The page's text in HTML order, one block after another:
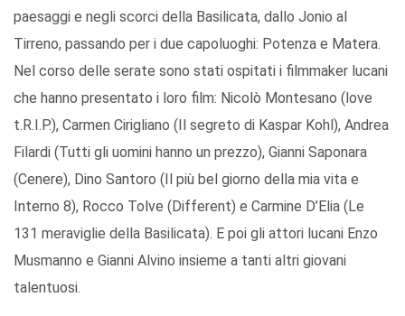
paesaggi e negli scorci della Basilicata, dallo Jonio al
Tirreno, passando per i due capoluoghi: Potenza e Matera.
Nel corso delle serate sono stati ospitati i filmmaker lucani
che hanno presentato i loro film: Nicolò Montesano (love
t.R.I.P.), Carmen Cirigliano (Il segreto di Kaspar Kohl), Andrea
Filardi (Tutti gli uomini hanno un prezzo), Gianni Saponara
(Cenere), Dino Santoro (Il più bel giorno della mia vita e
Interno 8), Rocco Tolve (Different) e Carmine D’Elia (Le
131 meraviglie della Basilicata). E poi gli attori lucani Enzo
Musmanno e Gianni Alvino insieme a tanti altri giovani
talentuosi.